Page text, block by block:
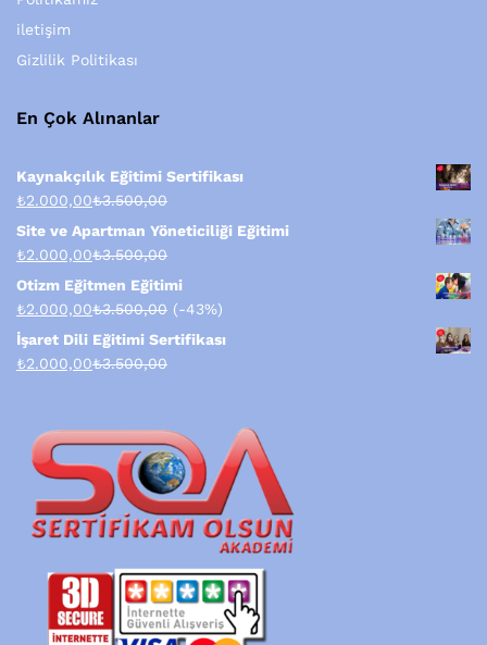
iletişim
Gizlilik Politikası
En Çok Alınanlar
Kaynakçılık Eğitimi Sertifikası
₺2.000,00₺3.500,00
Site ve Apartman Yöneticiliği Eğitimi
₺2.000,00₺3.500,00
Otizm Eğitmen Eğitimi
₺2.000,00₺3.500,00 (-43%)
İşaret Dili Eğitimi Sertifikası
₺2.000,00₺3.500,00